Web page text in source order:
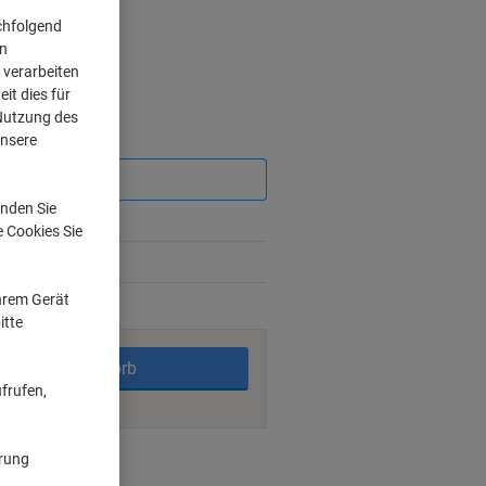
In den Warenkorb
methods
dies für
des
Sie
Sie
Gerät